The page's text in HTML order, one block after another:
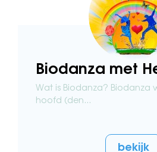
Biodanza met
Wat is Biodanza? Biodanza
hoofd (den...
bekijk